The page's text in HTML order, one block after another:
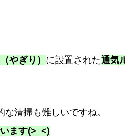
やぎり） に設置された通気
清掃も難しいですね。
ます(>_<)